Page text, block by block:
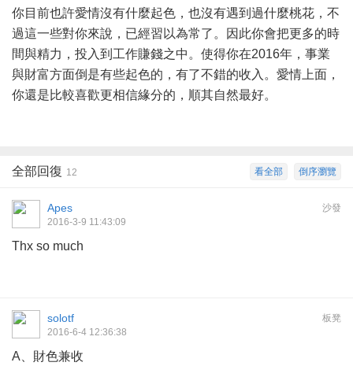
你目前也許愛情沒有什麼起色，也沒有遇到過什麼桃花，不
過這一些對你來說，已經習以為常了。因此你會把更多的時
間與精力，投入到工作賺錢之中。使得你在2016年，事業
與財富方面倒是有些起色的，有了不錯的收入。愛情上面，
你還是比較喜歡更相信緣分的，順其自然最好。
倒序瀏覽
看全部
全部回復 12
沙發
Apes
2016-3-9 11:43:09
Thx so much
板凳
solotf
2016-6-4 12:36:38
A、財色兼收